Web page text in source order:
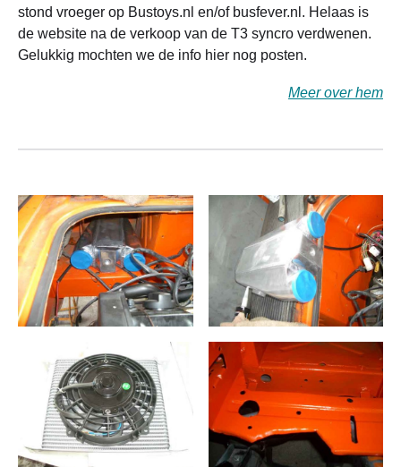
stond vroeger op Bustoys.nl en/of busfever.nl. Helaas is
de website na de verkoop van de T3 syncro verdwenen.
Gelukkig mochten we de info hier nog posten.
Meer over hem